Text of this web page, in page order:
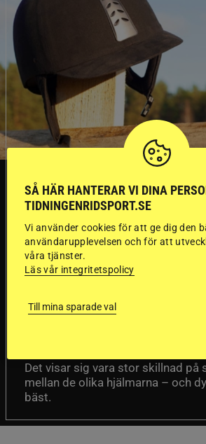
Dyraste
ridhjälmarna
sämst i test
Det visar sig vara stor skillnad på
mellan de olika hjälmarna – och
bäst.
SÅ HÄR HANTERAR VI DINA
TIDNINGENRIDSPORT.SE
Vi använder cookies för att ge dig den
användarupplevelsen och för att
våra tjänster.
Läs vår integritetspolicy
Till mina sparade val